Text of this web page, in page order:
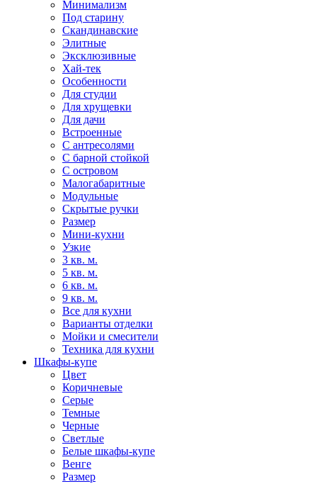
Минимализм
Под старину
Скандинавские
Элитные
Эксклюзивные
Хай-тек
Особенности
Для студии
Для хрущевки
Для дачи
Встроенные
С антресолями
С барной стойкой
С островом
Малогабаритные
Модульные
Скрытые ручки
Размер
Мини-кухни
Узкие
3 кв. м.
5 кв. м.
6 кв. м.
9 кв. м.
Все для кухни
Варианты отделки
Мойки и смесители
Техника для кухни
Шкафы-купе
Цвет
Коричневые
Серые
Темные
Черные
Светлые
Белые шкафы-купе
Венге
Размер